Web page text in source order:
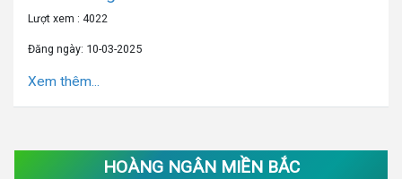
Lượt xem : 4022
Đăng ngày: 10-03-2025
Xem thêm...
HOÀNG NGÂN MIỀN BẮC